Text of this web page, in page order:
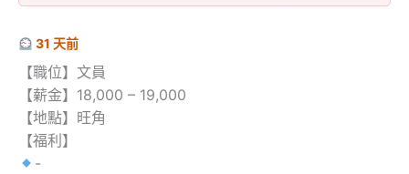
31 天前
【職位】文員
【薪金】18,000 – 19,000
【地點】旺角
【福利】
-